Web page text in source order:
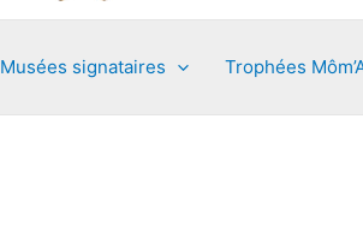
Musées signataires Trophées